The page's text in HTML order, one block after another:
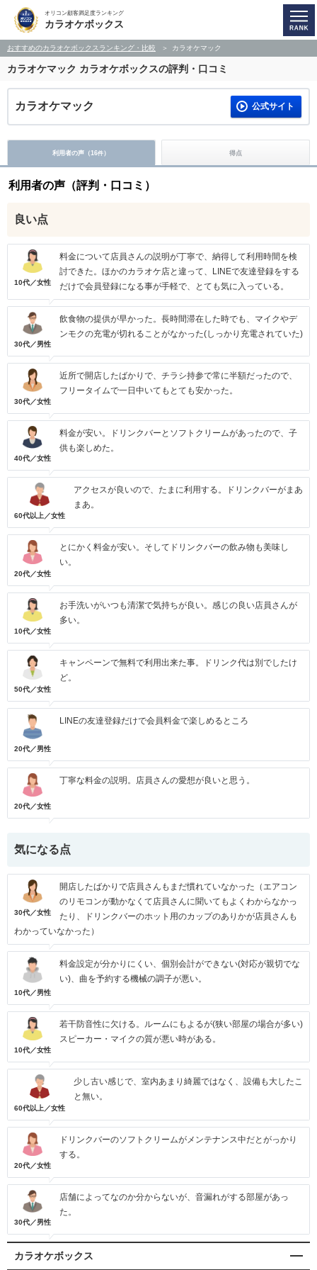
オリコン顧客満足度ランキング
カラオケボックス
おすすめのカラオケボックスランキング・比較 カラオケマック
カラオケマック カラオケボックスの評判・口コミ
カラオケマック 公式サイト
利用者の声（16件） 得点
利用者の声（評判・口コミ）
良い点
10代／女性
料金について店員さんの説明が丁寧で、納得して利用時間を検
討できた。ほかのカラオケ店と違って、LINEで友達登録をする
だけで会員登録になる事が手軽で、とても気に入っている。
30代／男性
飲食物の提供が早かった。長時間滞在した時でも、マイクやデ
ンモクの充電が切れることがなかった(しっかり充電されていた)
30代／女性
近所で開店したばかりで、チラシ持参で常に半額だったので、
フリータイムで一日中いてもとても安かった。
40代／女性
料金が安い。ドリンクバーとソフトクリームがあったので、子
供も楽しめた。
60代以上／女性
アクセスが良いので、たまに利用する。ドリンクバーがまあ
まあ。
20代／女性
とにかく料金が安い。そしてドリンクバーの飲み物も美味し
い。
10代／女性
お手洗いがいつも清潔で気持ちが良い。感じの良い店員さんが
多い。
50代／女性
キャンペーンで無料で利用出来た事。ドリンク代は別でしたけ
ど。
20代／男性
LINEの友達登録だけで会員料金で楽しめるところ
20代／女性
丁寧な料金の説明。店員さんの愛想が良いと思う。
気になる点
30代／女性
開店したばかりで店員さんもまだ慣れていなかった（エアコン
のリモコンが動かなくて店員さんに聞いてもよくわからなかっ
たり、ドリンクバーのホット用のカップのありかが店員さんも
わかっていなかった）
10代／男性
料金設定が分かりにくい、個別会計ができない(対応が親切でな
い)、曲を予約する機械の調子が悪い。
10代／女性
若干防音性に欠ける。ルームにもよるが(狭い部屋の場合が多い)
スピーカー・マイクの質が悪い時がある。
60代以上／女性
少し古い感じで、室内あまり綺麗ではなく、設備も大したこ
と無い。
20代／女性
ドリンクバーのソフトクリームがメンテナンス中だとがっかり
する。
30代／男性
店舗によってなのか分からないが、音漏れがする部屋があっ
た。
カラオケボックス